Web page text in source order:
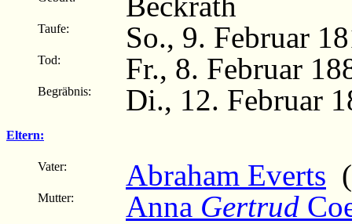
Taufe: So., 9. Februar
Tod: Fr., 8. Februar
Begräbnis: Di., 12. Februar
Eltern:
Vater: Abraham Everts
Mutter: Anna Gertrud